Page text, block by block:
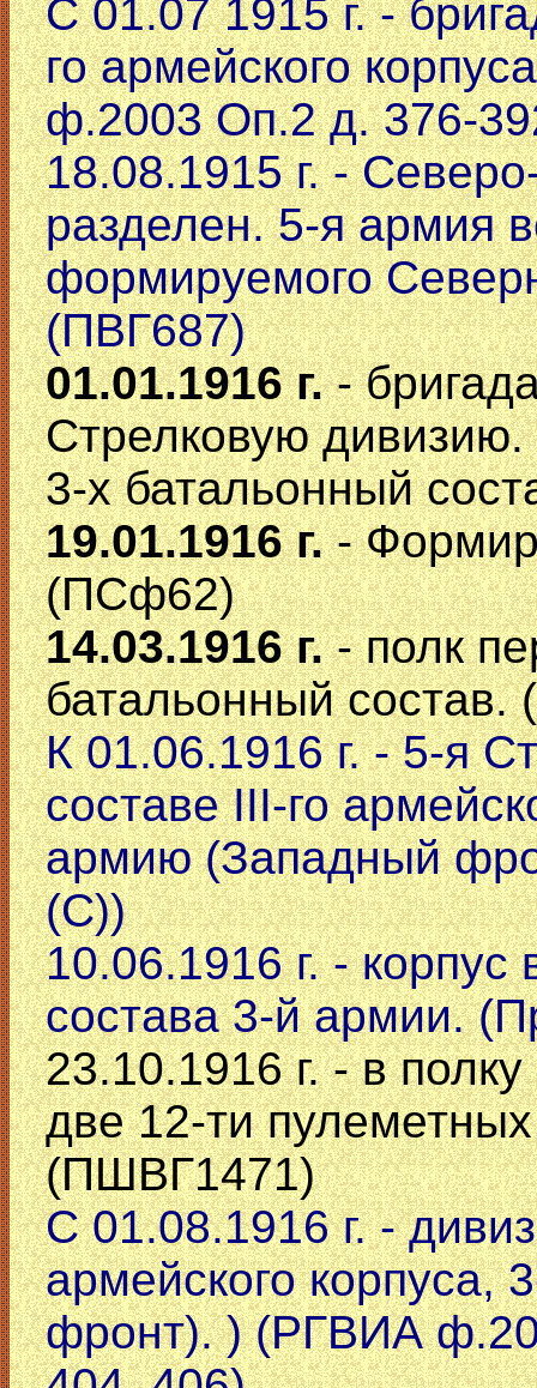
С 01.07 1915 г. -
го армейского
ф.2003 Оп.2 д. 376-
18.08.1915 г. -
разделен. 5-я армия
формируемого
(ПВГ687)
01.01.1916 г.-
Стрелковую
3-х батальонный
19.01.1916 г.-
(ПСф62)
14.03.1916 г.- полк
батальонный
К 01.06.1916 г. - 5-я
составе III-го
армию (Западный
(С))
10.06.1916 г. -
состава 3-й армии.
23.10.1916 г. - в
две 12-ти
(ПШВГ1471)
С 01.08.1916 г. -
армейского корпуса,
фронт). ) (РГВИА